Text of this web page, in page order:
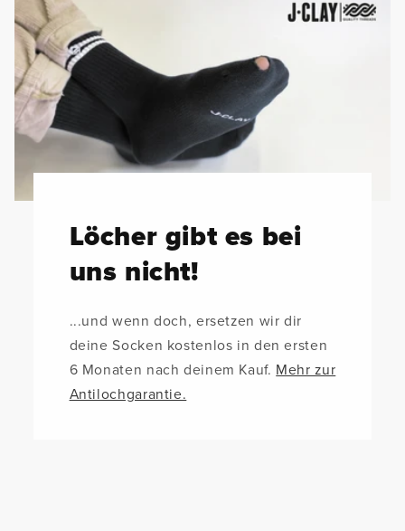
Löcher gibt es bei
uns nicht!
...und wenn doch, ersetzen wir dir
deine Socken kostenlos in den ersten
6 Monaten nach deinem Kauf. Mehr zur
Antilochgarantie.